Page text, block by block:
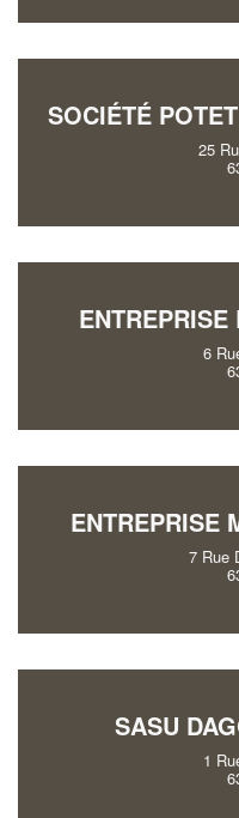
SOCIÉTÉ
25
6
ENTREPRISE
7 Rue
SASU
1